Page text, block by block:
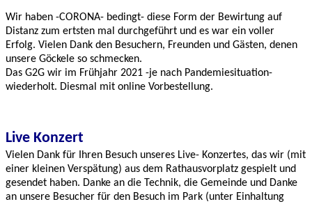
Wir haben -CORONA- bedingt- diese Form der Bewirtung auf
Distanz zum ertsten mal durchgeführt und es war ein voller
Erfolg. Vielen Dank den Besuchern, Freunden und Gästen, denen
unsere Göckele so schmecken.
Das G2G wir im Frühjahr 2021 -je nach Pandemiesituation-
wiederholt. Diesmal mit online Vorbestellung.
Live Konzert
Vielen Dank für Ihren Besuch unseres Live- Konzertes, das wir (mit
einer kleinen Verspätung) aus dem Rathausvorplatz gespielt und
gesendet haben. Danke an die Technik, die Gemeinde und Danke
an unsere Besucher für den Besuch im Park (unter Einhaltung